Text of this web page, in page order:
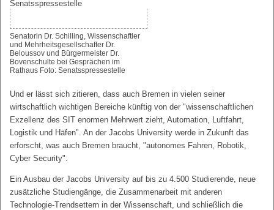
Senatorin Dr. Schilling, Wissenschaftler
und Mehrheitsgesellschafter Dr.
Beloussov und Bürgermeister Dr.
Bovenschulte bei Gesprächen im
Rathaus Foto: Senatsspressestelle
Und er lässt sich zitieren, dass auch Bremen in vielen seiner
wirtschaftlich wichtigen Bereiche künftig von der "wissenschaftlichen
Exzellenz des SIT enormen Mehrwert zieht, Automation, Luftfahrt,
Logistik und Häfen". An der Jacobs University werde in Zukunft das
erforscht, was auch Bremen braucht, "autonomes Fahren, Robotik,
Cyber Security".
Ein Ausbau der Jacobs University auf bis zu 4.500 Studierende, neue
zusätzliche Studiengänge, die Zusammenarbeit mit anderen
Technologie-Trendsettern in der Wissenschaft, und schließlich die